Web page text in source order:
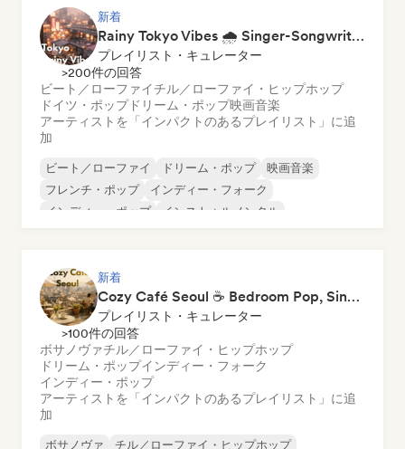
新着
Rainy Tokyo Vibes 🌧️ Singer-Songwriter, Dream Pop & Neoclassical
プレイリスト・キュレーター
>200件の回答
ビート／ローファイチル／ローファイ・ヒップホップ
ドイツ・ポップドリーム・ポップ映画音楽
アーティストを「インパクトのあるプレイリスト」に追
加
ビート／ローファイ ドリーム・ポップ
映画音楽
フレンチ・ポップ
インディー・フォーク
インディー・ポップ
インストゥルメンタル
新着
Cozy Café Seoul ☕ Bedroom Pop, Singer-Songwriter & Dream Pop
プレイリスト・キュレーター
>100件の回答
ボサノヴァチル／ローファイ・ヒップホップ
ドリーム・ポップインディー・フォーク
インディー・ポップ
アーティストを「インパクトのあるプレイリスト」に追
加
ボサノヴァ チル／ローファイ・ヒップホップ